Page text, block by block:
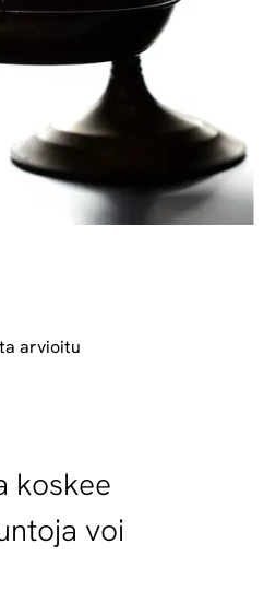
arvioitu
koskee
voi